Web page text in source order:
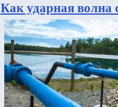
Как ударная волна